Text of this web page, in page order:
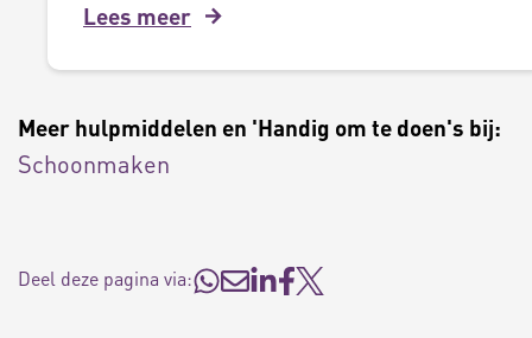
Lees meer
Meer hulpmiddelen en 'Handig om te doen's bij:
Schoonmaken
Deel deze pagina via: